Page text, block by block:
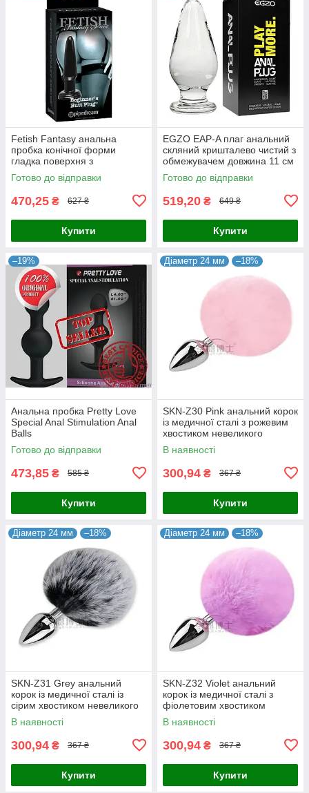
Fetish Fantasy анальна
пробка конічної форми
гладка поверхня з
обмежувачем довжина
робоча 9,4 см діаметр 2,5-4,2
Готово до відправки
470,25 ₴ 627 ₴
Купити
EGZO EAP-A плаг анальний
скляний кришталево чистий з
обмежувачем довжина 11 см
діаметр 4,6 см
Великобританія
Готово до відправки
519,20 ₴ 649 ₴
Купити
–19%
Анальна пробка Pretty Love
Special Anal Stimulation Anal
Balls
Готово до відправки
473,85 ₴ 585 ₴
Купити
Діаметр 24 мм –18%
SKN-Z30 Pink анальний корок
із медичної сталі з рожевим
хвостиком невеликого
розміру XS діаметр 24 мм
Китай
В наявності
300,94 ₴ 367 ₴
Купити
Діаметр 24 мм –18%
SKN-Z31 Grey анальний
корок із медичної сталі із
сірим хвостиком невеликого
розміру XS діаметр 24 мм
Китай
В наявності
300,94 ₴ 367 ₴
Купити
Діаметр 24 мм –18%
SKN-Z32 Violet анальний
корок із медичної сталі з
фіолетовим хвостиком
невеликого розміру XS
діаметр 24 мм Китай
В наявності
300,94 ₴ 367 ₴
Купити